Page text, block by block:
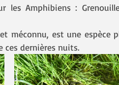
les Amphibiens :
méconnu, est une espèce
ces dernières nuits.